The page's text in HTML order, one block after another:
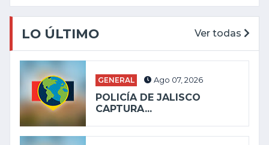
LO ÚLTIMO Ver todas
GENERAL Ago 07, 2026
POLICÍA DE JALISCO
CAPTURA...